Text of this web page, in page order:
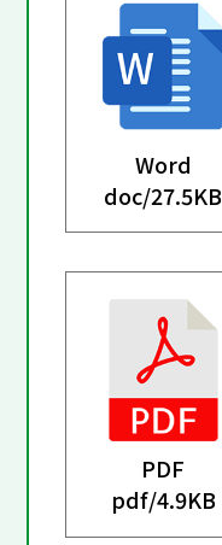
Word
doc/27.5KB
PDF
pdf/4.9KB